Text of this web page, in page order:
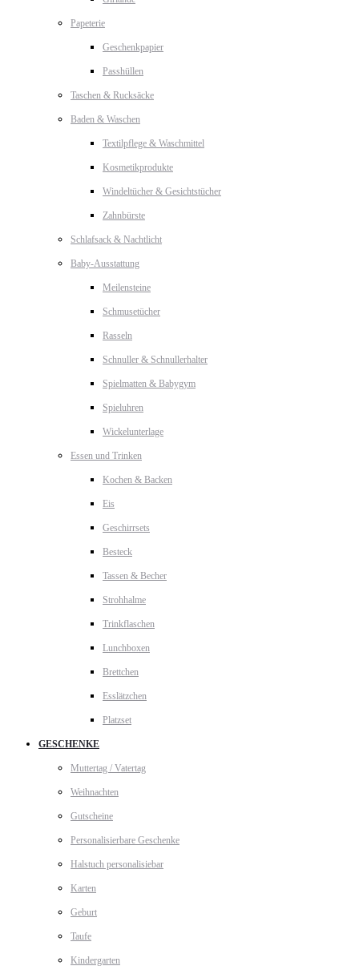
Papeterie
Geschenkpapier
Passhüllen
Taschen & Rucksäcke
Baden & Waschen
Textilpflege & Waschmittel
Kosmetikprodukte
Windeltücher & Gesichtstücher
Zahnbürste
Schlafsack & Nachtlicht
Baby-Ausstattung
Meilensteine
Schmusetücher
Rasseln
Schnuller & Schnullerhalter
Spielmatten & Babygym
Spieluhren
Wickelunterlage
Essen und Trinken
Kochen & Backen
Eis
Geschirrsets
Besteck
Tassen & Becher
Strohhalme
Trinkflaschen
Lunchboxen
Brettchen
Esslätzchen
Platzset
GESCHENKE
Muttertag / Vatertag
Weihnachten
Gutscheine
Personalisierbare Geschenke
Halstuch personalisiebar
Karten
Geburt
Taufe
Kindergarten